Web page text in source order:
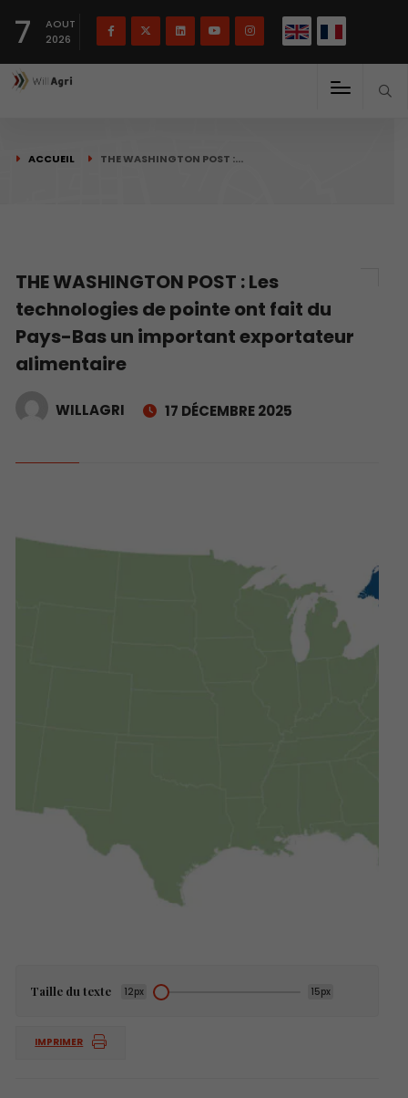
7
AOUT
2026
ACCUEIL THE WASHINGTON POST :…
THE WASHINGTON POST : Les
technologies de pointe ont fait du
Pays-Bas un important exportateur
alimentaire
WILLAGRI 17 DÉCEMBRE 2025
Taille du texte 12px 15px
IMPRIMER
Français English(English)